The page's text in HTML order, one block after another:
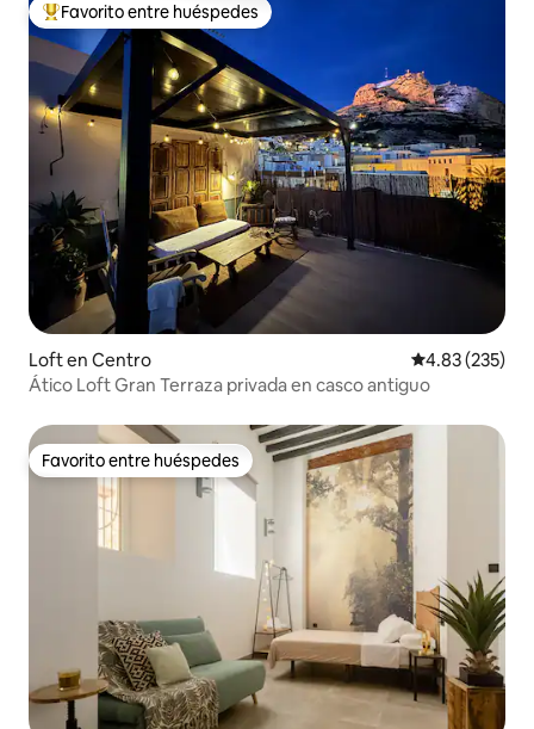
Favorito entre huéspedes preferido
Favorito entre huéspedes
Loft en Centro Calificación
4.83 (235)
Ático Loft Gran Terraza privada en casco antiguo
Favorito entre huéspedes
Favorito entre huéspedes